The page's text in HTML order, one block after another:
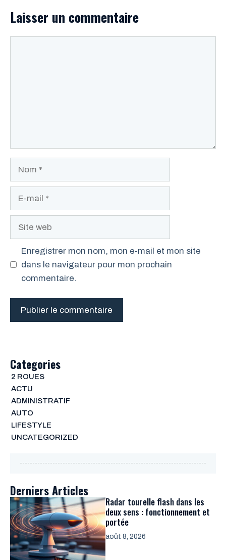
Laisser un commentaire
Site
Enregistrer mon nom, mon e-mail et mon site
dans le navigateur pour mon prochain
commentaire.
Categories
2 ROUES
ACTU
ADMINISTRATIF
AUTO
LIFESTYLE
UNCATEGORIZED
Derniers Articles
Radar tourelle flash dans les
deux sens : fonctionnement et
portée
août 8, 2026